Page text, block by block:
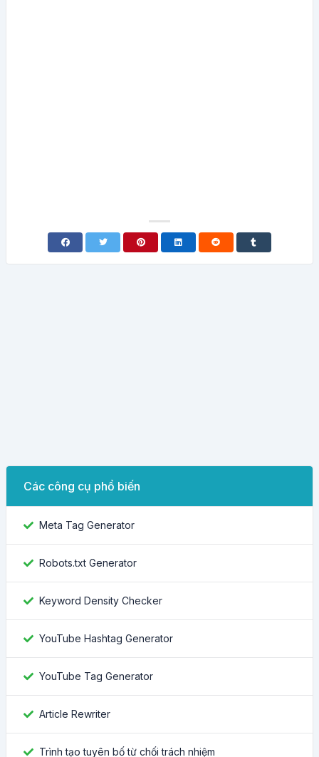
Các công cụ phổ biến
Meta Tag Generator
Robots.txt Generator
Keyword Density Checker
YouTube Hashtag Generator
YouTube Tag Generator
Article Rewriter
Trình tạo tuyên bố từ chối trách nhiệm